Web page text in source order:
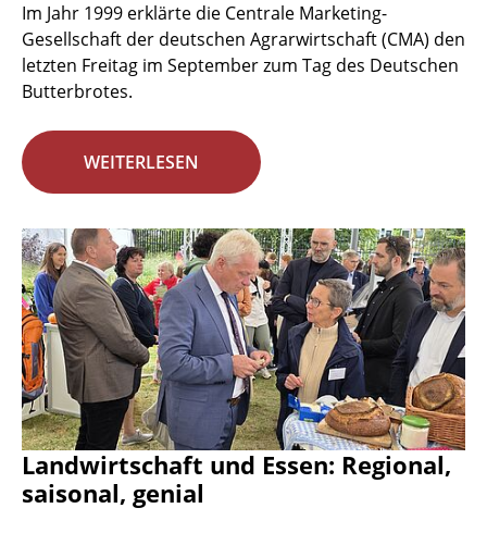
Im Jahr 1999 erklärte die Centrale Marketing-
Gesellschaft der deutschen Agrarwirtschaft (CMA) den
letzten Freitag im September zum Tag des Deutschen
Butterbrotes.
WEITERLESEN
Landwirtschaft und Essen: Regional,
saisonal, genial